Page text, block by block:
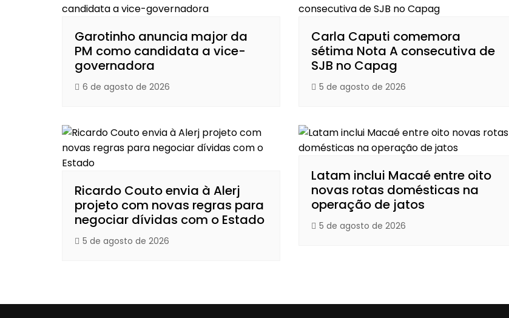
Garotinho anuncia major da
PM como candidata a vice-
governadora
6 de agosto de 2026
Carla Caputi comemora
sétima Nota A consecutiva de
SJB no Capag
5 de agosto de 2026
Ricardo Couto envia à Alerj
projeto com novas regras para
negociar dívidas com o Estado
5 de agosto de 2026
Latam inclui Macaé entre oito
novas rotas domésticas na
operação de jatos
5 de agosto de 2026